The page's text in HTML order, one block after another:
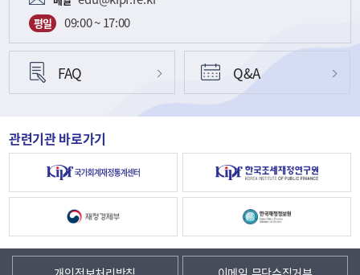
평일 09:00 ~ 17:00
FAQ Q&A
관련기관 바로가기